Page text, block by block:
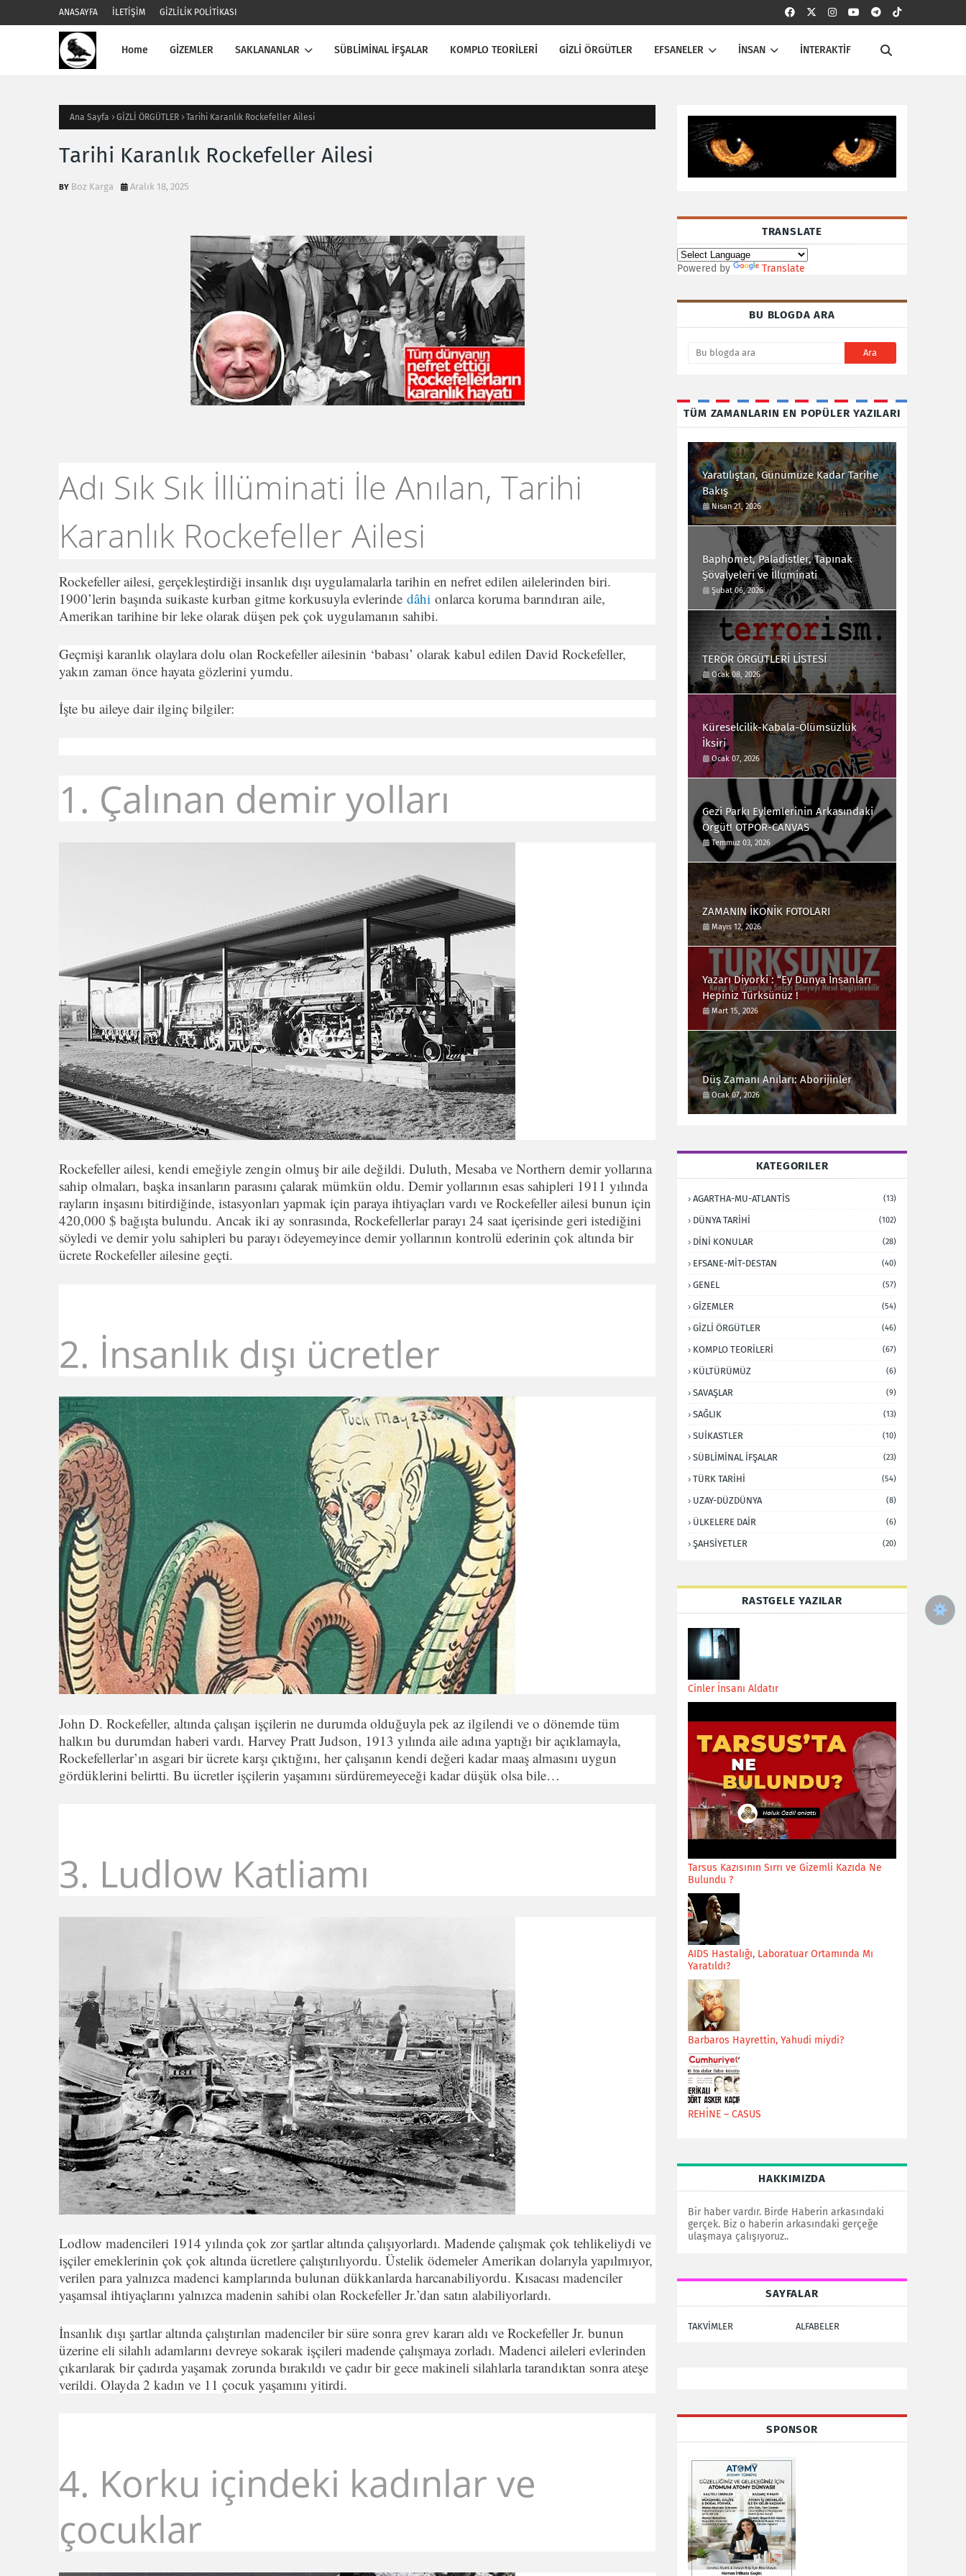
ANASAYFA İLETİŞİM GİZLİLİK POLİTİKASI
Home GİZEMLER SAKLANANLAR SÜBLİMİNAL İFŞALAR KOMPLO TEORİLERİ GİZLİ ÖRGÜTLER EFSANELER İNSAN İNTERAKTİF
Ana Sayfa GİZLİ ÖRGÜTLER Tarihi Karanlık Rockefeller Ailesi
Tarihi Karanlık Rockefeller Ailesi
Boz Karga Aralık 18, 2025
Adı Sık Sık İllüminati İle Anılan, Tarihi
Karanlık Rockefeller Ailesi
Rockefeller ailesi, gerçekleştirdiği insanlık dışı uygulamalarla tarihin en nefret edilen ailelerinden biri.
1900’lerin başında suikaste kurban gitme korkusuyla evlerinde dâhi onlarca koruma barındıran aile,
Amerikan tarihine bir leke olarak düşen pek çok uygulamanın sahibi.
Geçmişi karanlık olaylara dolu olan Rockefeller ailesinin ‘babası’ olarak kabul edilen David Rockefeller,
yakın zaman önce hayata gözlerini yumdu.
İşte bu aileye dair ilginç bilgiler:
1. Çalınan demir yolları
Rockefeller ailesi, kendi emeğiyle zengin olmuş bir aile değildi. Duluth, Mesaba ve Northern demir yollarına
sahip olmaları, başka insanların parasını çalarak mümkün oldu. Demir yollarının esas sahipleri 1911 yılında
rayların inşasını bitirdiğinde, istasyonları yapmak için paraya ihtiyaçları vardı ve Rockefeller ailesi bunun için
420,000 $ bağışta bulundu. Ancak iki ay sonrasında, Rockefellerlar parayı 24 saat içerisinde geri istediğini
söyledi ve demir yolu sahipleri bu parayı ödeyemeyince demir yollarının kontrolü ederinin çok altında bir
ücrete Rockefeller ailesine geçti.
2. İnsanlık dışı ücretler
John D. Rockefeller, altında çalışan işçilerin ne durumda olduğuyla pek az ilgilendi ve o dönemde tüm
halkın bu durumdan haberi vardı. Harvey Pratt Judson, 1913 yılında aile adına yaptığı bir açıklamayla,
Rockefellerlar’ın asgari bir ücrete karşı çıktığını, her çalışanın kendi değeri kadar maaş almasını uygun
gördüklerini belirtti. Bu ücretler işçilerin yaşamını sürdüremeyeceği kadar düşük olsa bile…
3. Ludlow Katliamı
Lodlow madencileri 1914 yılında çok zor şartlar altında çalışıyorlardı. Madende çalışmak çok tehlikeliydi ve
işçiler emeklerinin çok çok altında ücretlere çalıştırılıyordu. Üstelik ödemeler Amerikan dolarıyla yapılmıyor,
verilen para yalnızca madenci kamplarında bulunan dükkanlarda harcanabiliyordu. Kısacası madenciler
yaşamsal ihtiyaçlarını yalnızca madenin sahibi olan Rockefeller Jr.’dan satın alabiliyorlardı.
İnsanlık dışı şartlar altında çalıştırılan madenciler bir süre sonra grev kararı aldı ve Rockefeller Jr. bunun
üzerine eli silahlı adamlarını devreye sokarak işçileri madende çalışmaya zorladı. Madenci aileleri evlerinden
çıkarılarak bir çadırda yaşamak zorunda bırakıldı ve çadır bir gece makineli silahlarla tarandıktan sonra ateşe
verildi. Olayda 2 kadın ve 11 çocuk yaşamını yitirdi.
4. Korku içindeki kadınlar ve
çocuklar
TRANSLATE
Powered by Translate
BU BLOGDA ARA
TÜM ZAMANLARIN EN POPÜLER YAZILARI
Yaratılıştan, Günümüze Kadar Tarihe
Bakış
Nisan 21, 2026
Baphomet, Paladistler, Tapınak
Şövalyeleri ve İlluminati
Şubat 06, 2026
TERÖR ÖRGÜTLERİ LİSTESİ
Ocak 08, 2026
Küreselcilik-Kabala-Ölümsüzlük
İksiri
Ocak 07, 2026
Gezi Parkı Eylemlerinin Arkasındaki
Örgüt! OTPOR-CANVAS
Temmuz 03, 2026
ZAMANIN İKONİK FOTOLARI
Mayıs 12, 2026
Yazarı Diyorki : “Ey Dünya İnsanları
Hepiniz Türksünüz !
Mart 15, 2026
Düş Zamanı Anıları: Aborijinler
Ocak 07, 2026
KATEGORILER
AGARTHA-MU-ATLANTİS (13)
DÜNYA TARİHİ (102)
DİNİ KONULAR (28)
EFSANE-MİT-DESTAN (40)
GENEL (57)
GİZEMLER (54)
GİZLİ ÖRGÜTLER (46)
KOMPLO TEORİLERİ (67)
KÜLTÜRÜMÜZ (6)
SAVAŞLAR (9)
SAĞLIK (13)
SUİKASTLER (10)
SÜBLİMİNAL İFŞALAR (23)
TÜRK TARİHİ (54)
UZAY-DÜZDÜNYA (8)
ÜLKELERE DAİR (6)
ŞAHSİYETLER (20)
RASTGELE YAZILAR
Cinler İnsanı Aldatır
Tarsus Kazısının Sırrı ve Gizemli Kazıda Ne
Bulundu ?
AIDS Hastalığı, Laboratuar Ortamında Mı
Yaratıldı?
Barbaros Hayrettin, Yahudi miydi?
REHİNE – CASUS
HAKKIMIZDA
Bir haber vardır. Birde Haberin arkasındaki
gerçek. Biz o haberin arkasındaki gerçeğe
ulaşmaya çalışıyoruz..
SAYFALAR
TAKVİMLER ALFABELER
SPONSOR